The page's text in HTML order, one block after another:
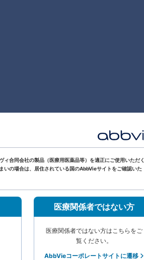
合同会社の製品（医療用医薬品等）を適正にご使用いただく
いの場合は、居住されている国のAbbVieサイトをご確認いた
医療関係者ではない方
医療関係者ではない方はこちらをご
覧ください。
AbbVieコーポレートサイトに遷移